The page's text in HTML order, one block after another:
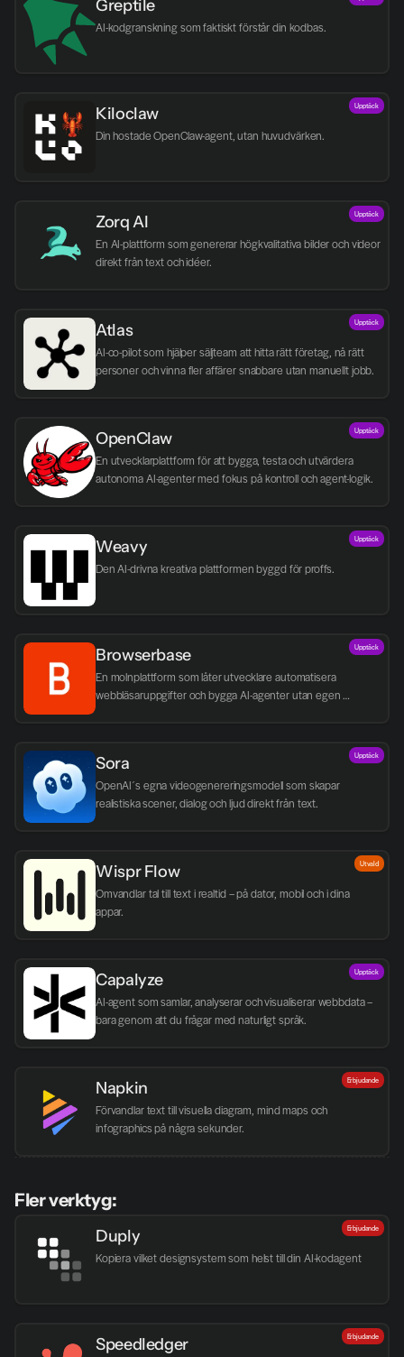
Greptile
AI-kodgranskning som faktiskt förstår din kodbas.
Kiloclaw
Din hostade OpenClaw-agent, utan huvudvärken.
Upptäck
Zorq AI
En AI-plattform som genererar högkvalitativa bilder och videor
direkt från text och idéer.
Upptäck
Atlas
AI-co-pilot som hjälper säljteam att hitta rätt företag, nå rätt
personer och vinna fler affärer snabbare utan manuellt jobb.
Upptäck
OpenClaw
En utvecklarplattform för att bygga, testa och utvärdera
autonoma AI-agenter med fokus på kontroll och agent-logik.
Upptäck
Weavy
Den AI-drivna kreativa plattformen byggd för proffs.
Upptäck
Browserbase
En molnplattform som låter utvecklare automatisera
webbläsaruppgifter och bygga AI-agenter utan egen
Upptäck
Sora
OpenAI´s egna videogenereringsmodell som skapar
realistiska scener, dialog och ljud direkt från text.
Upptäck
Wispr Flow
Omvandlar tal till text i realtid – på dator, mobil och i dina
appar.
Utvald
Capalyze
AI-agent som samlar, analyserar och visualiserar webbdata –
bara genom att du frågar med naturligt språk.
Upptäck
Napkin
Förvandlar text till visuella diagram, mind maps och
infographics på några sekunder.
Erbjudande
Fler verktyg:
Duply
Kopiera vilket designsystem som helst till din AI-kodagent
Erbjudande
Speedledger Erbjudande